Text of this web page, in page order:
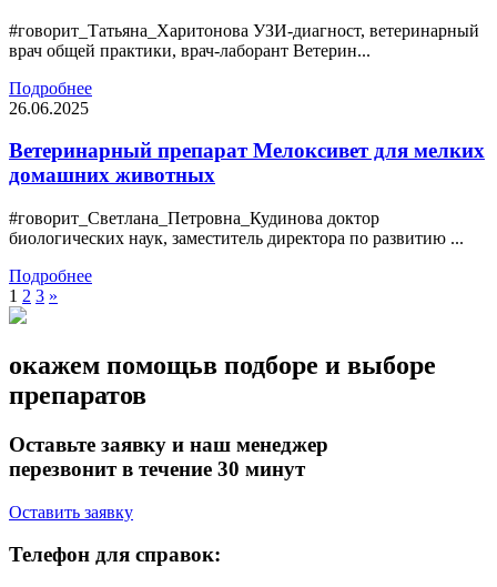
#говорит_Татьяна_Харитонова УЗИ-диагност, ветеринарный
врач общей практики, врач-лаборант Ветерин...
Подробнее
26.06.2025
Ветеринарный препарат Мелоксивет для мелких
домашних животных
#говорит_Светлана_Петровна_Кудинова доктор
биологических наук, заместитель директора по развитию ...
Подробнее
1 2 3 »
окажем помощьв подборе и выборе
препаратов
Оставьте заявку и наш менеджер
перезвонит в течение 30 минут
Оставить заявку
Телефон для справок: